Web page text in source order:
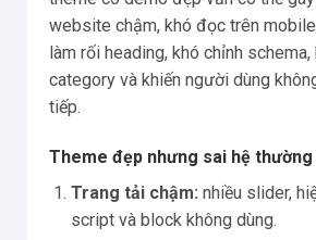
website chậm, khó đọc trên
làm rối heading, khó chỉnh
category và khiến người dùng
tiếp.
Theme đẹp nhưng sai hệ
Trang tải chậm: nhiều slider,
script và block không dùng.